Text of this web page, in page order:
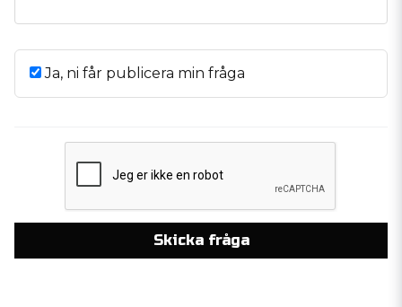
Ja, ni får publicera min fråga
Skicka fråga